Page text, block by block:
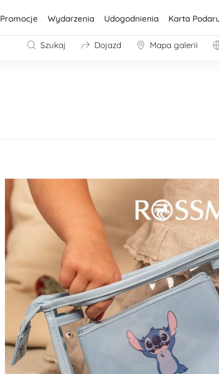
Promocje Wydarzenia Udogodnienia Karta
Szukaj Dojazd Mapa galerii